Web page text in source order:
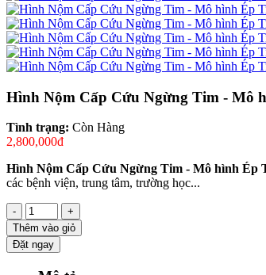
Hình Nộm Cấp Cứu Ngừng Tim - Mô
Tình trạng: Còn Hàng
2,800,000đ
Hình Nộm Cấp Cứu Ngừng Tim - Mô hình Ép
các bệnh viện, trung tâm, trường học...
-
+
Thêm vào giỏ
Đặt ngay